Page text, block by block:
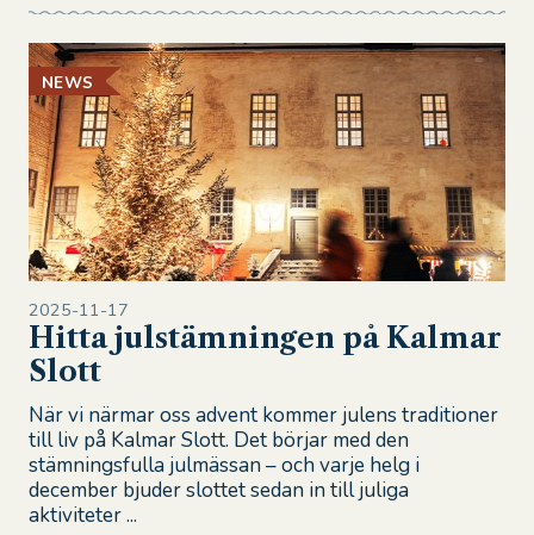
NEWS
2025-11-17
Hitta julstämningen på Kalmar
Slott
När vi närmar oss advent kommer julens traditioner
till liv på Kalmar Slott. Det börjar med den
stämningsfulla julmässan – och varje helg i
december bjuder slottet sedan in till juliga
aktiviteter ...